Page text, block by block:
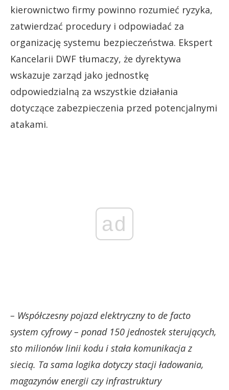
kierownictwo firmy powinno rozumieć ryzyka,
zatwierdzać procedury i odpowiadać za
organizację systemu bezpieczeństwa. Ekspert
Kancelarii DWF tłumaczy, że dyrektywa
wskazuje zarząd jako jednostkę
odpowiedzialną za wszystkie działania
dotyczące zabezpieczenia przed potencjalnymi
atakami.
ad
– Współczesny pojazd elektryczny to de facto
system cyfrowy – ponad 150 jednostek sterujących,
sto milionów linii kodu i stała komunikacja z
siecią. Ta sama logika dotyczy stacji ładowania,
magazynów energii czy infrastruktury